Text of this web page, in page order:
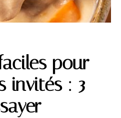
pour
invités : 3